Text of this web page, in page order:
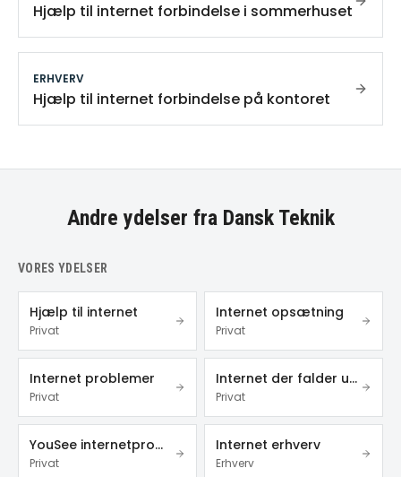
Hjælp til internet forbindelse i sommerhuset
ERHVERV
Hjælp til internet forbindelse på kontoret
Andre ydelser fra Dansk Teknik
VORES YDELSER
Hjælp til internet
Privat
Internet opsætning
Privat
Internet problemer
Privat
Internet der falder ud
Privat
YouSee internetproblemer
Privat
Internet erhverv
Erhverv